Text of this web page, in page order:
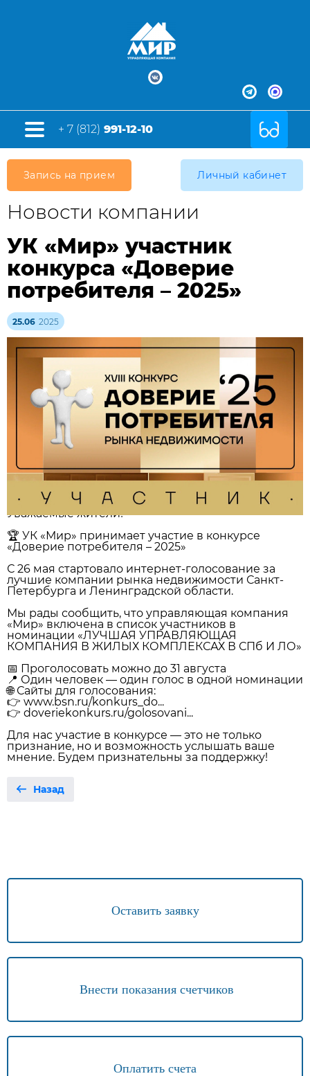
+ 7 (812) 991-12-10
Запись на прием Личный кабинет
Новости компании
УК «Мир» участник
конкурса «Доверие
потребителя – 2025»
25.06 2025
Уважаемые жители!
🏆 УК «Мир» принимает участие в конкурсе
«Доверие потребителя – 2025»
С 26 мая стартовало интернет-голосование за
лучшие компании рынка недвижимости Санкт-
Петербурга и Ленинградской области.
Мы рады сообщить, что управляющая компания
«Мир» включена в список участников в
номинации «ЛУЧШАЯ УПРАВЛЯЮЩАЯ
КОМПАНИЯ В ЖИЛЫХ КОМПЛЕКСАХ В СПб И ЛО»
📅 Проголосовать можно до 31 августа
📍 Один человек — один голос в одной номинации
🌐 Сайты для голосования:
👉 www.bsn.ru/konkurs_do...
👉 doveriekonkurs.ru/golosovani...
Для нас участие в конкурсе — это не только
признание, но и возможность услышать ваше
мнение. Будем признательны за поддержку!
Назад
Оставить заявку
Внести показания счетчиков
Оплатить счета